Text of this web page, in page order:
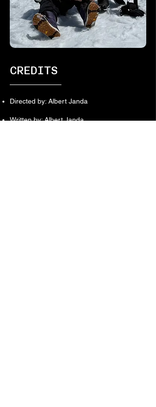
CREDITS
Directed by: Albert Janda
Written by: Albert Janda